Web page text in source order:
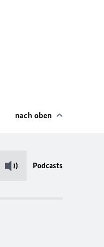
nach oben
Podcasts